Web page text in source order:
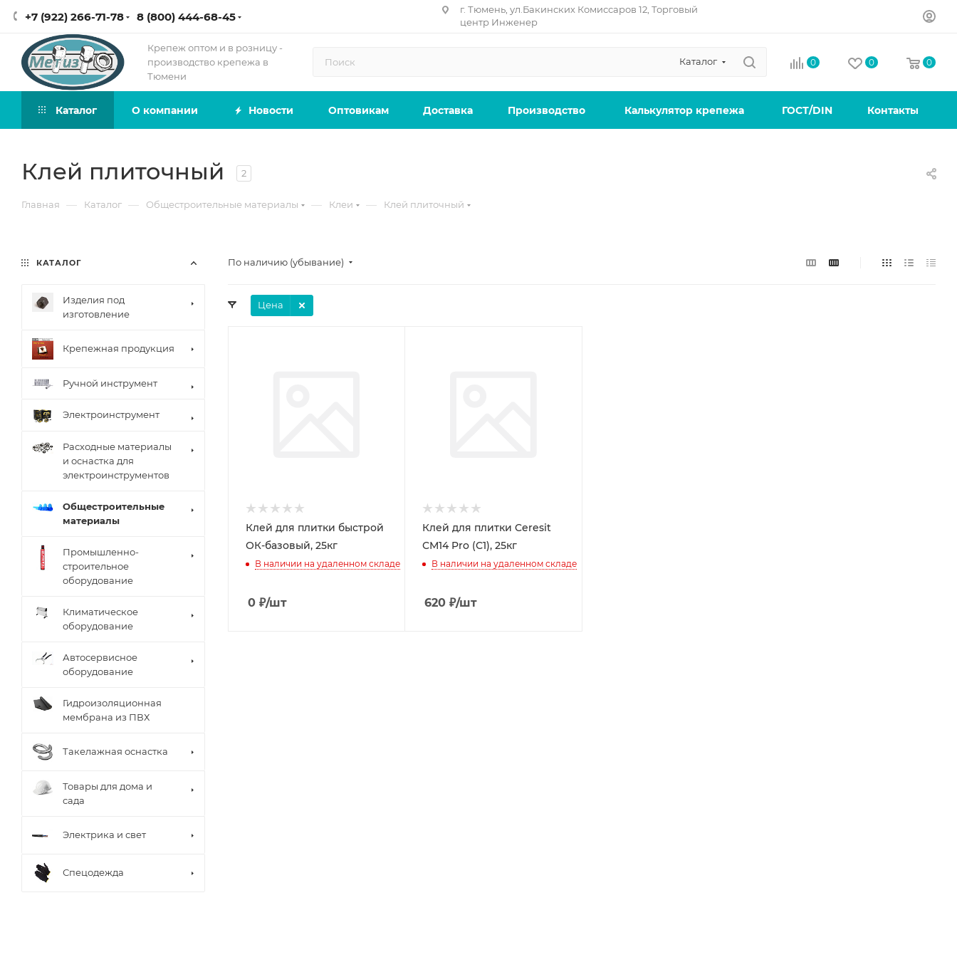
+7 (922) 266-71-78 8 (800) 444-68-45
г. Тюмень, ул.Бакинских Комиссаров 12, Торговый
центр Инженер
Крепеж оптом и в розницу -
производство крепежа в
Тюмени
Каталог 0 0 0
Каталог О компании Новости Оптовикам Доставка Производство Калькулятор крепежа ГОСТ/DIN Контакты
Клей плиточный 2
Главная — Каталог — Общестроительные материалы — Клеи — Клей плиточный
По наличию (убывание)
Цена
Клей для плитки быстрой
ОК-базовый, 25кг
В наличии на удаленном складе
0 ₽/шт
Клей для плитки Ceresit
СМ14 Pro (С1), 25кг
В наличии на удаленном складе
620 ₽/шт
КАТАЛОГ
Изделия под
изготовление
Крепежная продукция
Ручной инструмент
Электроинструмент
Расходные материалы
и оснастка для
электроинструментов
Общестроительные
материалы
Промышленно-
строительное
оборудование
Климатическое
оборудование
Автосервисное
оборудование
Гидроизоляционная
мембрана из ПВХ
Такелажная оснастка
Товары для дома и
сада
Электрика и свет
Спецодежда